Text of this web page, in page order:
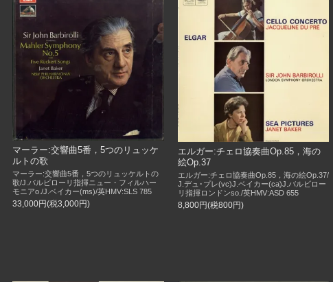
マーラー:交響曲5番，5つのリュッケ
ルトの歌
マーラー:交響曲5番，5つのリュッケルトの
歌/J.バルビローリ指揮ニュー・フィルハー
モニアo./J.ベイカー(ms)/英HMV:SLS 785
33,000円(税3,000円)
エルガー:チェロ協奏曲Op.85，海の
絵Op.37
エルガー:チェロ協奏曲Op.85，海の絵Op.37/
J.デュ･プレ(vc)J.ベイカー(ca)J.バルビロー
リ指揮ロンドンso./英HMV:ASD 655
8,800円(税800円)